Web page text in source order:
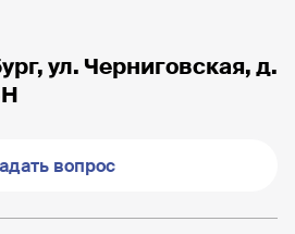
ул. Черниговская, д.
вопрос